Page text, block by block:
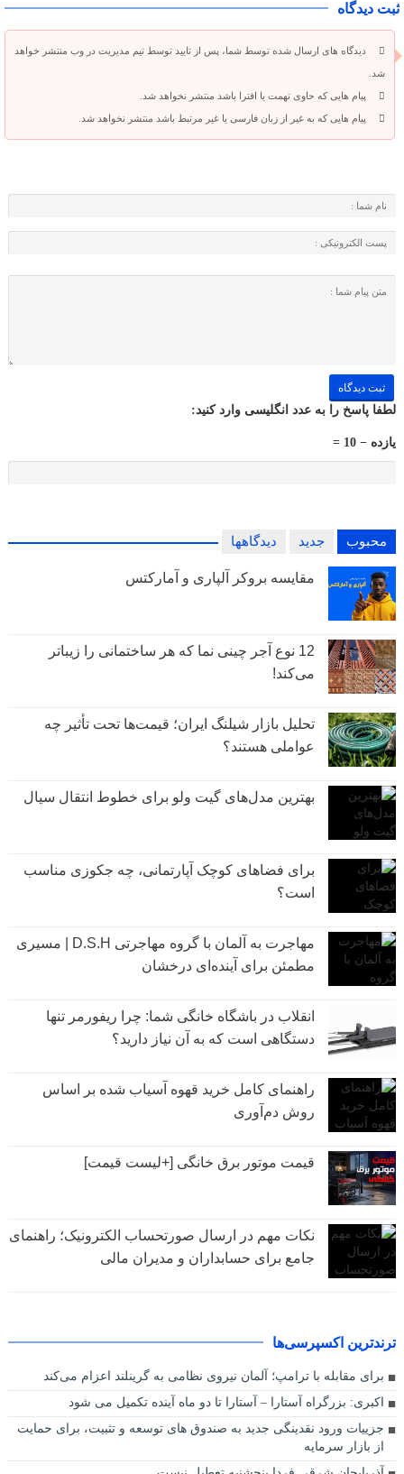
ثبت دیدگاه
دیدگاه های ارسال شده توسط شما، پس از تایید توسط تیم مدیریت در وب منتشر خواهد
شد.
پیام هایی که حاوی تهمت یا افترا باشد منتشر نخواهد شد.
پیام هایی که به غیر از زبان فارسی یا غیر مرتبط باشد منتشر نخواهد شد.
لطفا پاسخ را به عدد انگلیسی وارد کنید:
یازده − 10 =
محبوب جدید دیدگاهها
مقایسه بروکر آلپاری و آمارکتس
12 نوع آجر چینی نما که هر ساختمانی را زیباتر
می‌کند!
تحلیل بازار شیلنگ ایران؛ قیمت‌ها تحت تأثیر چه
عواملی هستند؟
بهترین مدل‌های گیت ولو برای خطوط انتقال سیال
برای فضاهای کوچک آپارتمانی، چه جکوزی مناسب
است؟
مهاجرت به آلمان با گروه مهاجرتی D.S.H | مسیری
مطمئن برای آینده‌ای درخشان
انقلاب در باشگاه خانگی شما: چرا ریفورمر تنها
دستگاهی است که به آن نیاز دارید؟
راهنمای کامل خرید قهوه آسیاب شده بر اساس
روش دم‌آوری
قیمت موتور برق خانگی [+لیست قیمت]
نکات مهم در ارسال صورتحساب الکترونیک؛ راهنمای
جامع برای حسابداران و مدیران مالی
ترندترین اکسپرسی‌ها
برای مقابله با ترامپ؛ آلمان نیروی نظامی به گرینلند اعزام می‌کند
اکبری: بزرگراه آستارا – آستارا تا دو ماه آینده تکمیل می شود
جزییات ورود نقدینگی جدید به صندوق های توسعه و تثبیت، برای حمایت
از بازار سرمایه